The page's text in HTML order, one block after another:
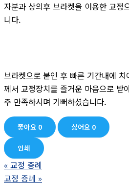
자분과 상의후 브라켓을 이용한 교정
니다.
브라켓으로 붙인 후 빠른 기간내에
께서 교정장치를 즐거운 마음으로 받
주 만족하시며 기뻐하셨습니다.
좋아요 0 싫어요 0
인쇄
« 교정 증례
교정 증례 »